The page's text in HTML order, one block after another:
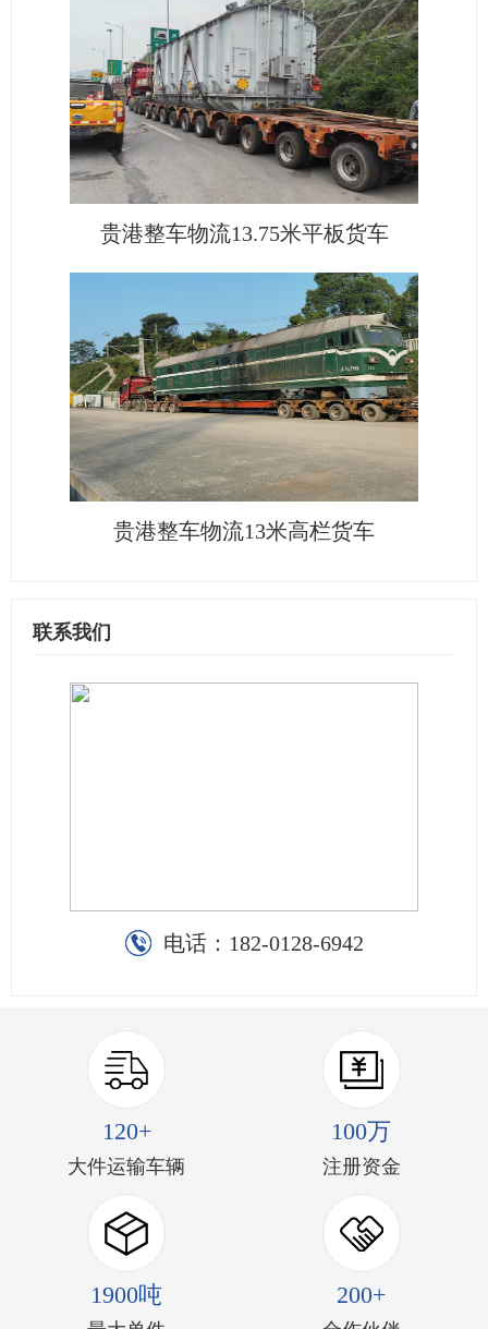
贵港整车物流13.75米平板货车
贵港整车物流13米高栏货车
联系我们
电话： 182-0128-6942
120+
大件运输车辆
100万
注册资金
1900吨 200+